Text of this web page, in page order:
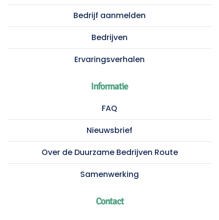
Bedrijf aanmelden
Bedrijven
Ervaringsverhalen
Informatie
FAQ
Nieuwsbrief
Over de Duurzame Bedrijven Route
Samenwerking
Contact